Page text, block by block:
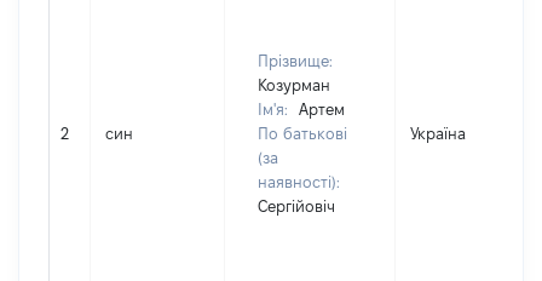
2 син
Прізвище:
Козурман
Ім'я:
Артем
По батькові
(за
наявності):
Сергійовіч
Україна